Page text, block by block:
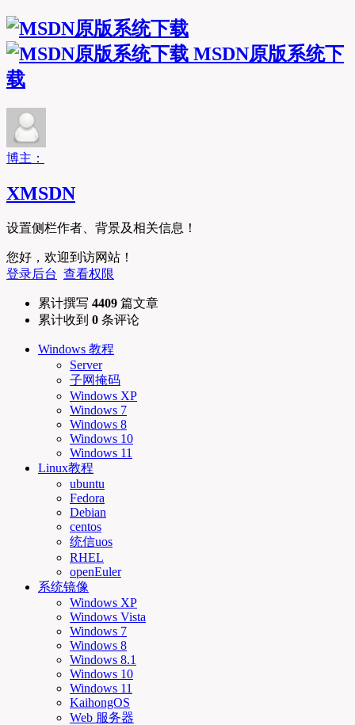
MSDN原版系统下
载
博主：
XMSDN
设置侧栏作者、背景及相关信息！
您好，欢迎到访网站！
登录后台 查看权限
累计撰写 4409 篇文章
累计收到 0 条评论
Windows 教程
Server
子网掩码
Windows XP
Windows 7
Windows 8
Windows 10
Windows 11
Linux教程
ubuntu
Fedora
Debian
centos
统信uos
RHEL
openEuler
系统镜像
Windows XP
Windows Vista
Windows 7
Windows 8
Windows 8.1
Windows 10
Windows 11
KaihongOS
Web 服务器